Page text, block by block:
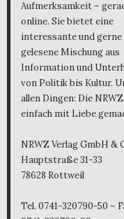
Aufmerksamkeit –
online. Sie bietet eine
interessante und gerne
gelesene Mischung aus
Information und
von Politik bis Kultur.
allen Dingen: Die
einfach mit Liebe
NRWZ Verlag GmbH &
Hauptstraße 31-33
78628 Rottweil
Tel. 0741-320790-50 –